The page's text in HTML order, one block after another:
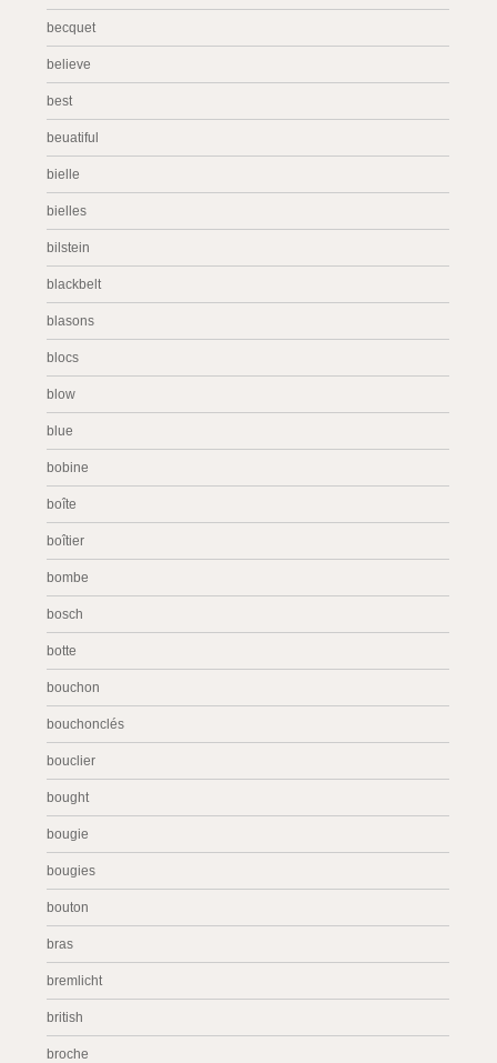
becquet
believe
best
beuatiful
bielle
bielles
bilstein
blackbelt
blasons
blocs
blow
blue
bobine
boîte
boîtier
bombe
bosch
botte
bouchon
bouchonclés
bouclier
bought
bougie
bougies
bouton
bras
bremlicht
british
broche